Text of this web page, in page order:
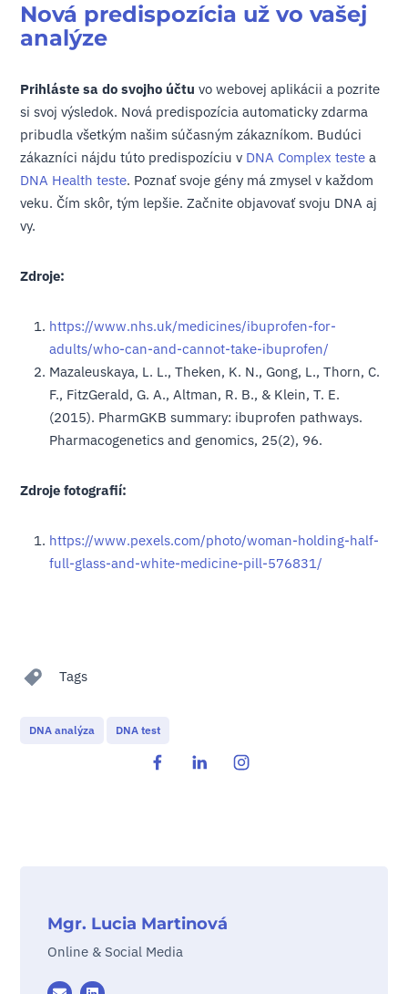
Nová predispozícia už vo vašej
analýze
Prihláste sa do svojho účtu vo webovej aplikácii a pozrite
si svoj výsledok. Nová predispozícia automaticky zdarma
pribudla všetkým našim súčasným zákazníkom. Budúci
zákazníci nájdu túto predispozíciu v DNA Complex teste a
DNA Health teste. Poznať svoje gény má zmysel v každom
veku. Čím skôr, tým lepšie. Začnite objavovať svoju DNA aj
vy.
Zdroje:
https://www.nhs.uk/medicines/ibuprofen-for-
adults/who-can-and-cannot-take-ibuprofen/
Mazaleuskaya, L. L., Theken, K. N., Gong, L., Thorn, C.
F., FitzGerald, G. A., Altman, R. B., & Klein, T. E.
(2015). PharmGKB summary: ibuprofen pathways.
Pharmacogenetics and genomics, 25(2), 96.
Zdroje fotografií:
https://www.pexels.com/photo/woman-holding-half-
full-glass-and-white-medicine-pill-576831/
Tags
DNA analýza DNA test
Mgr. Lucia Martinová
Online & Social Media